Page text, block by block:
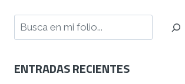
Buscar
ENTRADAS RECIENTES